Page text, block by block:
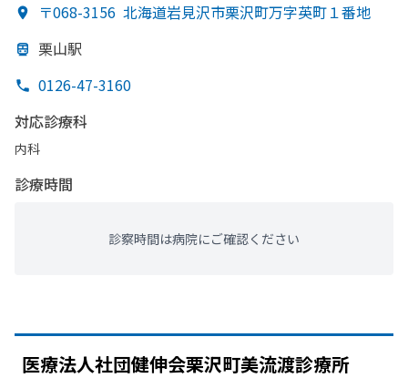
〒068-3156 北海道岩見沢市栗沢町万字英町１番地
栗山駅
0126-47-3160
対応診療科
内科
診療時間
診察時間は病院にご確認ください
医療法人社団健伸会栗沢町美流渡診療所